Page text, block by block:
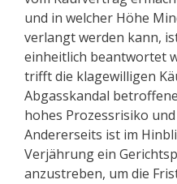
und in welcher Höhe
verlangt werden kann,
einheitlich beantwortet
trifft die klagewilligen
Abgasskandal
hohes Prozessrisiko
Andererseits ist im
Verjährung ein
anzustreben, um die